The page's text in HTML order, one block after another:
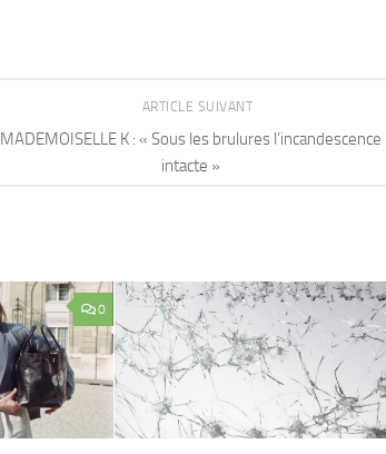
ARTICLE SUIVANT
MADEMOISELLE K : « Sous les brulures l’incandescence
intacte »
0